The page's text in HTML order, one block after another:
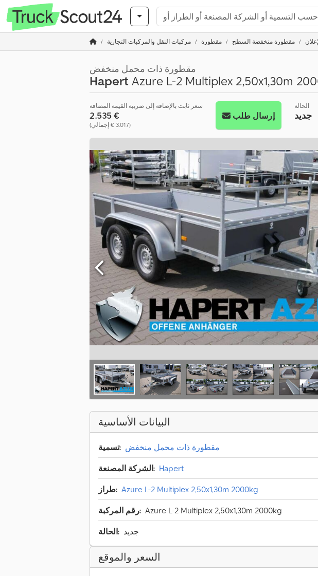
مركبات النقل والمركبات التجارية مقطورة مقطورة منخفضة السطح
مقطورة ذات محمل منخفض
HapertAzure L-2 Multiplex 2,50x1,30m
سعر ثابت بالإضافة إلى ضريبة القيمة المضافة
‏2.535 €
(‏3.017 € إجمالي)
إرسال طلب
الحالة
جديد
البيانات الأساسية
تسمية: مقطورة ذات محمل منخفض
الشركة المصنعة: Hapert
طراز: Azure L-2 Multiplex 2,50x1,30m 2000kg
رقم المركبة: Azure L-2 Multiplex 2,50x1,30m 2000kg
الحالة: جديد
السعر والموقع